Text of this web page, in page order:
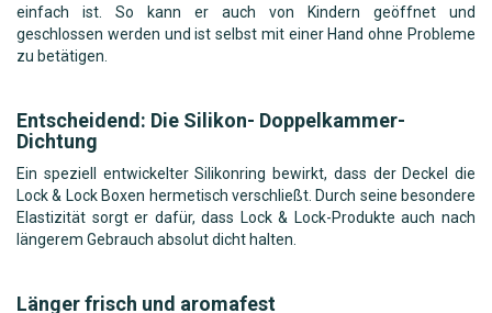
einfach ist. So kann er auch von Kindern geöffnet und
geschlossen werden und ist selbst mit einer Hand ohne Probleme
zu betätigen.
Entscheidend: Die Silikon- Doppelkammer-
Dichtung
Ein speziell entwickelter Silikonring bewirkt, dass der Deckel die
Lock & Lock Boxen hermetisch verschließt. Durch seine besondere
Elastizität sorgt er dafür, dass Lock & Lock-Produkte auch nach
längerem Gebrauch absolut dicht halten.
Länger frisch und aromafest